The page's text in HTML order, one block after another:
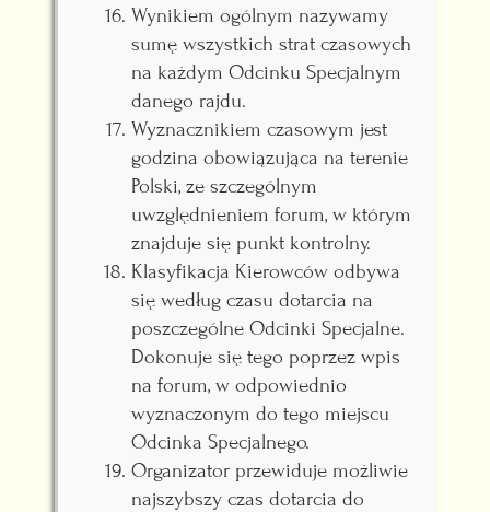
Wynikiem ogólnym nazywamy
sumę wszystkich strat czasowych
na każdym Odcinku Specjalnym
danego rajdu.
Wyznacznikiem czasowym jest
godzina obowiązująca na terenie
Polski, ze szczególnym
uwzględnieniem forum, w którym
znajduje się punkt kontrolny.
Klasyfikacja Kierowców odbywa
się według czasu dotarcia na
poszczególne Odcinki Specjalne.
Dokonuje się tego poprzez wpis
na forum, w odpowiednio
wyznaczonym do tego miejscu
Odcinka Specjalnego.
Organizator przewiduje możliwie
najszybszy czas dotarcia do